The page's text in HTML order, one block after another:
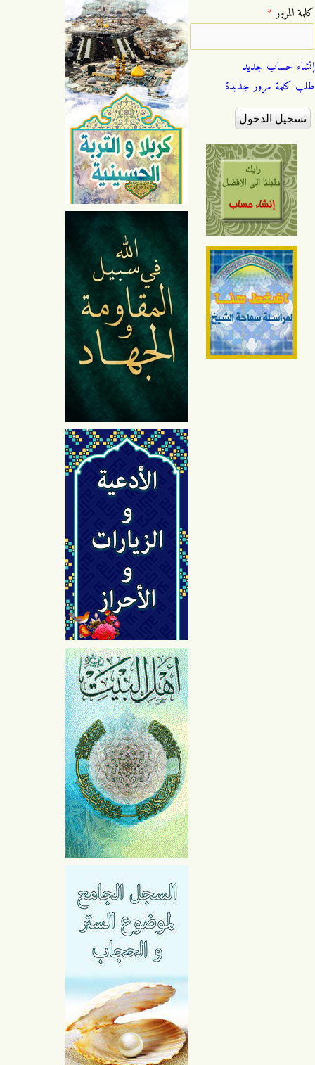
‏كلمة المرور ‏*
إنشاء حساب جديد
طلب كلمة مرور جديدة